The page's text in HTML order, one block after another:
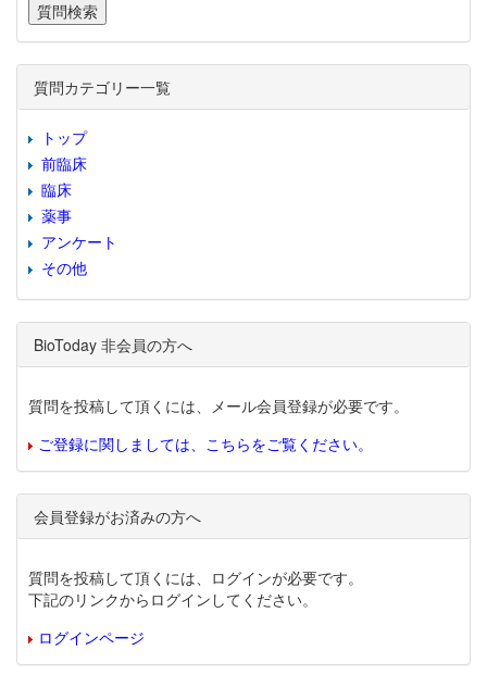
質問カテゴリー一覧
トップ
前臨床
臨床
薬事
アンケート
その他
BioToday 非会員の方へ
質問を投稿して頂くには、メール会員登録が必要です。
ご登録に関しましては、こちらをご覧ください。
会員登録がお済みの方へ
質問を投稿して頂くには、ログインが必要です。
下記のリンクからログインしてください。
ログインページ